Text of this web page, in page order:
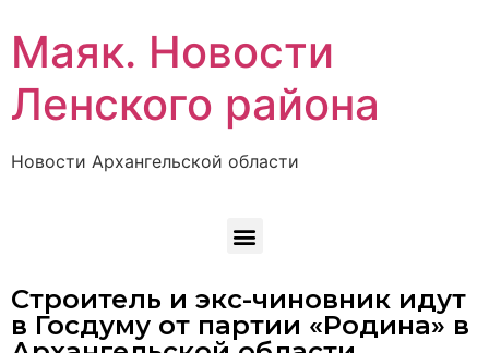
Маяк. Новости
Ленского района
Новости Архангельской области
Строитель и экс-чиновник идут
в Госдуму от партии «Родина» в